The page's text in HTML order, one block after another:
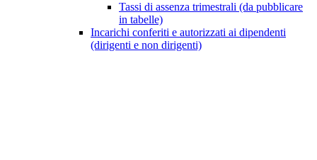
Tassi di assenza trimestrali (da pubblicare
in tabelle)
Incarichi conferiti e autorizzati ai dipendenti
(dirigenti e non dirigenti)